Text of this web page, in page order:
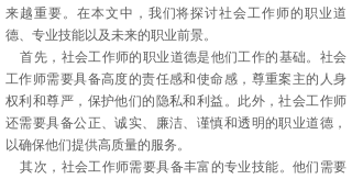
来越重要。在本文中，我们将探讨社会工作师的职业道
德、专业技能以及未来的职业前景。
首先，社会工作师的职业道德是他们工作的基础。社会
工作师需要具备高度的责任感和使命感，尊重案主的人身
权利和尊严，保护他们的隐私和利益。此外，社会工作师
还需要具备公正、诚实、廉洁、谨慎和透明的职业道德，
以确保他们提供高质量的服务。
其次，社会工作师需要具备丰富的专业技能。他们需要